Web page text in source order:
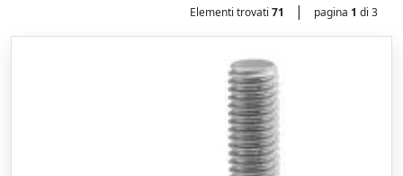
Elementi trovati 71 | pagina 1 di 3